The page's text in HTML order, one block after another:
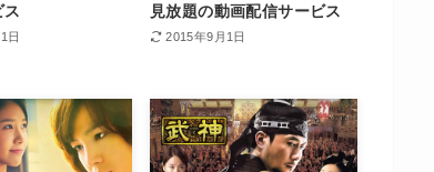
ス
日
見放題の動画配信サービス
2015年9月1日